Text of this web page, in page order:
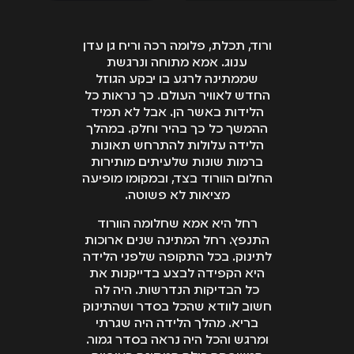
בשלב הזה ממהרים
דחוף. לעיתים הכשל
נגרם בעקבות ניטור
לקוי, שלא זיהה מצוקה
אצל התינוק, לעיתים
זה קורה בעקבות ניתוח
קיסרי שהוחלט לבצע
באיחור או בעקבות
זיהום שלא נתנו לו
טיפול אנטיביוטי מהיר.
לידתי עלולים לגרום
לשיתוק המוחין.
תוחלת חייו, עזרה צד
ג', אפוטרופסות, אביזרי
עזר רלוונטיים, כאב
וסבל ועוד. הסכום עשוי
להגיע למיליוני שקלים,
אותם תוכלו לגייס
לטובת חיים טובים יותר,
רגועים ואיכותיים ככל
האפשר בעז"ה.
ורוד, תכלת, פלומה רכה וריח גן עדן
ענוג. אמא מתוחה ונרגשת
שממתינה לרגע בו יבקע הגוזל
החדש לאוויר העולם. כך נראות כל
הלידות באשר הן. אבל לא תמיד
ההמשך כל כך בהיר וחלק. במהלך
הלידה עלולות להתרחש תאונות
ברמות שונות שלעיתים מותירות
החלום הוורוד בצד, ובמקומו מופיעה
מציאות לא פשוטה.
רחל היא אמא שחלומה הוורוד
התנפץ. רחל המתינה שנים ארוכות
לתינוק. בכל התקופה שלפני הלידה
היא הקפידה לבצע בדייקנות את
כל הבדיקות הנדרשות. היה לה
חשוב לוודא שהכל בסדר ושהתינוק
בריא. מהלך הלידה היה שגרתי
ומרגש והכל היה נראה בסדר גמור.